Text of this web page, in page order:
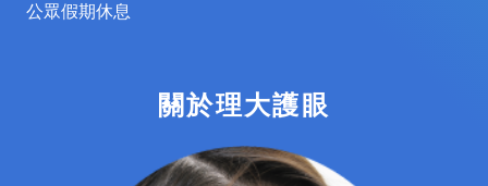
公眾假期休息
關於理大護眼